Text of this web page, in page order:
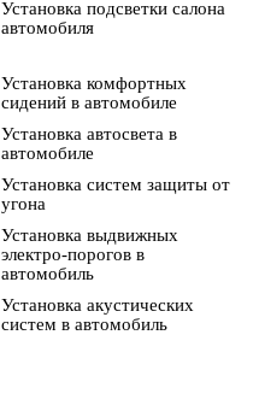
Установка подсветки салона
автомобиля
Установка комфортных
сидений в автомобиле
Установка автосвета в
автомобиле
Установка систем защиты от
угона
Установка выдвижных
электро-порогов в
автомобиль
Установка акустических
систем в автомобиль